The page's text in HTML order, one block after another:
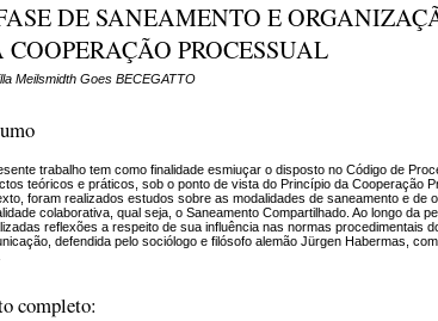
DE SANEAMENTO E
COOPERAÇÃO PROCESSUAL
Meilsmidth Goes BECEGATTO
trabalho tem como finalidade esmiuçar o disposto no Código de
teóricos e práticos, sob o ponto de vista do Princípio da Cooperação
foram realizados estudos sobre as modalidades de saneamento e
colaborativa, qual seja, o Saneamento Compartilhado. Ao longo
reflexões a respeito de sua influência nas normas procedimentais
defendida pelo sociólogo e filósofo alemão Jürgen Habermas,
completo: